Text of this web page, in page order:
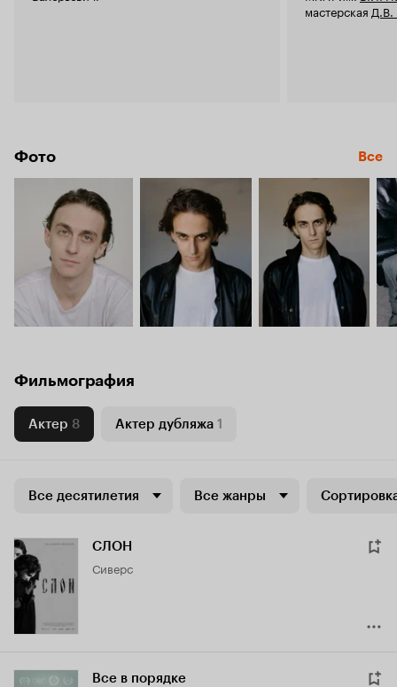
мастерская Д.В.
Фото Все
Фильмография
Актер 8 Актер дубляжа 1
Все десятилетия Все жанры
СЛОН
Сиверс
Все в порядке